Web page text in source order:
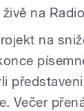
na
na
Večer